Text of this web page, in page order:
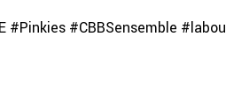
#Pinkies #CBBSensemble